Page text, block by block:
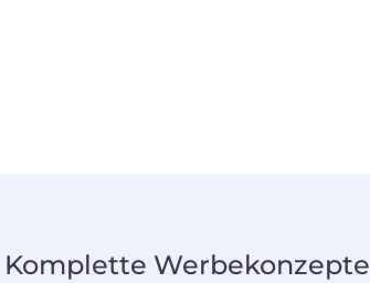
Komplette Werbekonzepte